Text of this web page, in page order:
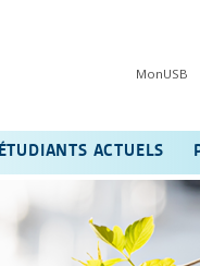
MonUSB
ÉTUDIANTS ACTUELS